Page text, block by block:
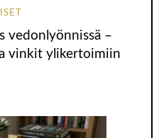
vedonlyönnissä –
vinkit ylikertoimiin